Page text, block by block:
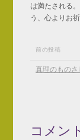
は満たされる
う、心よりお
前の投稿
真理のものさ
コメン